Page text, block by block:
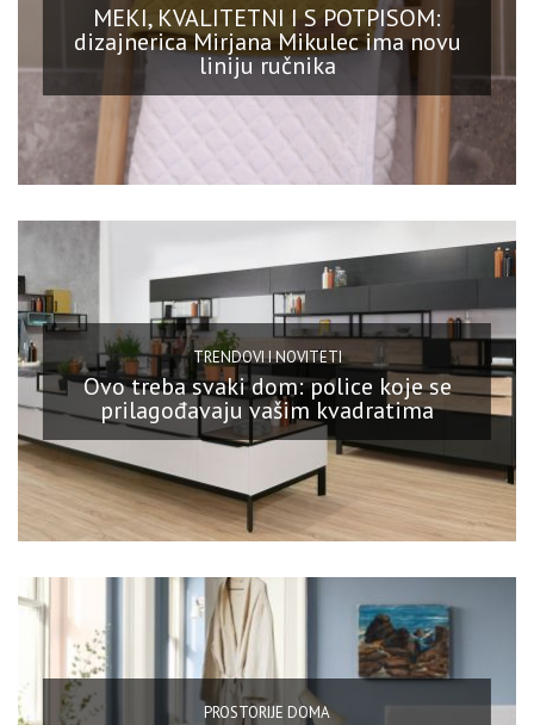
MEKI, KVALITETNI I S POTPISOM:
dizajnerica Mirjana Mikulec ima novu
liniju ručnika
TRENDOVI I NOVITETI
Ovo treba svaki dom: police koje se
prilagođavaju vašim kvadratima
PROSTORIJE DOMA